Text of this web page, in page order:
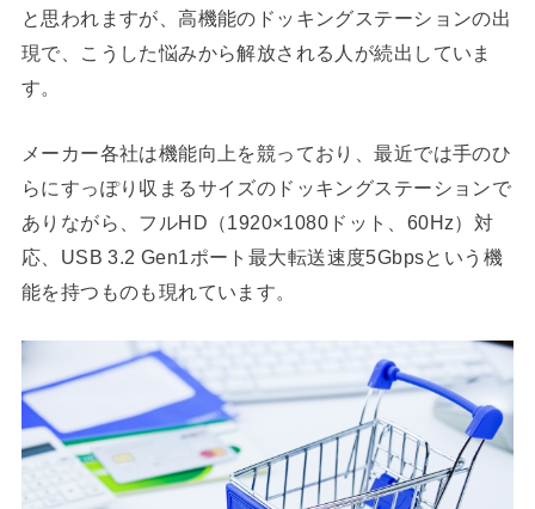
と思われますが、高機能のドッキングステーションの出
現で、こうした悩みから解放される人が続出していま
す。
メーカー各社は機能向上を競っており、最近では手のひ
らにすっぽり収まるサイズのドッキングステーションで
ありながら、フルHD（1920×1080ドット、60Hz）対
応、USB 3.2 Gen1ポート最大転送速度5Gbpsという機
能を持つものも現れています。